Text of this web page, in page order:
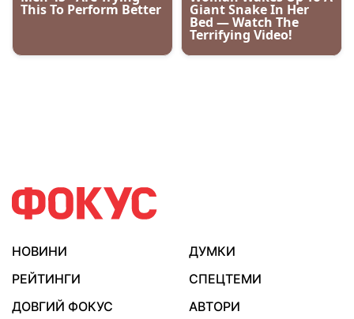
НОВИНИ
ДУМКИ
РЕЙТИНГИ
СПЕЦТЕМИ
ДОВГИЙ ФОКУС
АВТОРИ